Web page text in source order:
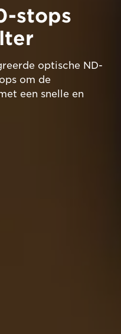
stops
optische ND-
om de
een snelle en